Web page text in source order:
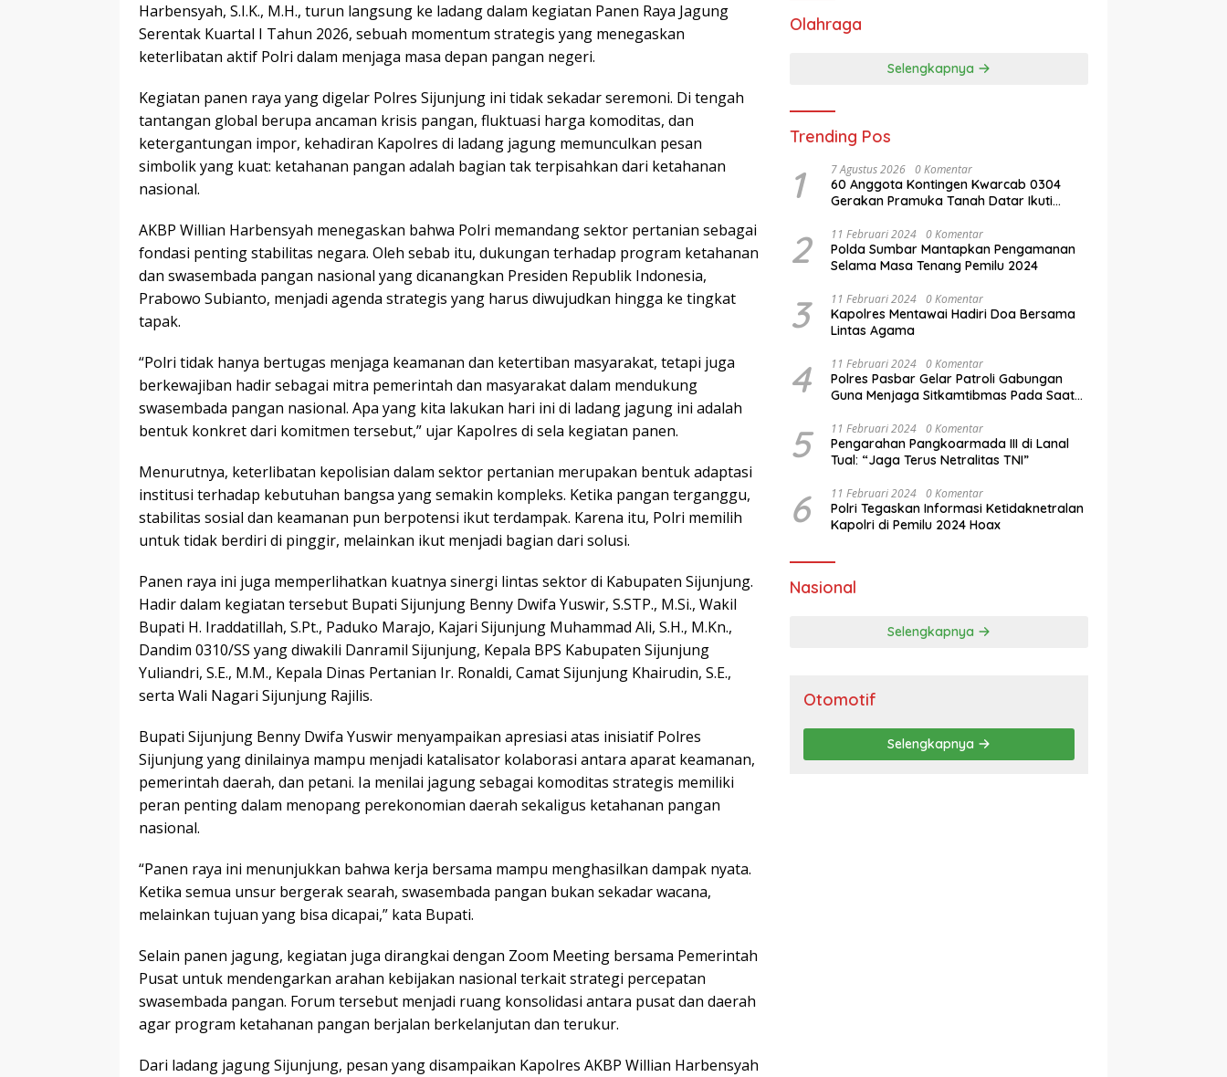
Harbensyah, S.I.K., M.H., turun langsung ke ladang dalam kegiatan Panen Raya Jagung
Serentak Kuartal I Tahun 2026, sebuah momentum strategis yang menegaskan
keterlibatan aktif Polri dalam menjaga masa depan pangan negeri.
Kegiatan panen raya yang digelar Polres Sijunjung ini tidak sekadar seremoni. Di tengah
tantangan global berupa ancaman krisis pangan, fluktuasi harga komoditas, dan
ketergantungan impor, kehadiran Kapolres di ladang jagung memunculkan pesan
simbolik yang kuat: ketahanan pangan adalah bagian tak terpisahkan dari ketahanan
nasional.
AKBP Willian Harbensyah menegaskan bahwa Polri memandang sektor pertanian sebagai
fondasi penting stabilitas negara. Oleh sebab itu, dukungan terhadap program ketahanan
dan swasembada pangan nasional yang dicanangkan Presiden Republik Indonesia,
Prabowo Subianto, menjadi agenda strategis yang harus diwujudkan hingga ke tingkat
tapak.
“Polri tidak hanya bertugas menjaga keamanan dan ketertiban masyarakat, tetapi juga
berkewajiban hadir sebagai mitra pemerintah dan masyarakat dalam mendukung
swasembada pangan nasional. Apa yang kita lakukan hari ini di ladang jagung ini adalah
bentuk konkret dari komitmen tersebut,” ujar Kapolres di sela kegiatan panen.
Menurutnya, keterlibatan kepolisian dalam sektor pertanian merupakan bentuk adaptasi
institusi terhadap kebutuhan bangsa yang semakin kompleks. Ketika pangan terganggu,
stabilitas sosial dan keamanan pun berpotensi ikut terdampak. Karena itu, Polri memilih
untuk tidak berdiri di pinggir, melainkan ikut menjadi bagian dari solusi.
Panen raya ini juga memperlihatkan kuatnya sinergi lintas sektor di Kabupaten Sijunjung.
Hadir dalam kegiatan tersebut Bupati Sijunjung Benny Dwifa Yuswir, S.STP., M.Si., Wakil
Bupati H. Iraddatillah, S.Pt., Paduko Marajo, Kajari Sijunjung Muhammad Ali, S.H., M.Kn.,
Dandim 0310/SS yang diwakili Danramil Sijunjung, Kepala BPS Kabupaten Sijunjung
Yuliandri, S.E., M.M., Kepala Dinas Pertanian Ir. Ronaldi, Camat Sijunjung Khairudin, S.E.,
serta Wali Nagari Sijunjung Rajilis.
Bupati Sijunjung Benny Dwifa Yuswir menyampaikan apresiasi atas inisiatif Polres
Sijunjung yang dinilainya mampu menjadi katalisator kolaborasi antara aparat keamanan,
pemerintah daerah, dan petani. Ia menilai jagung sebagai komoditas strategis memiliki
peran penting dalam menopang perekonomian daerah sekaligus ketahanan pangan
nasional.
“Panen raya ini menunjukkan bahwa kerja bersama mampu menghasilkan dampak nyata.
Ketika semua unsur bergerak searah, swasembada pangan bukan sekadar wacana,
melainkan tujuan yang bisa dicapai,” kata Bupati.
Selain panen jagung, kegiatan juga dirangkai dengan Zoom Meeting bersama Pemerintah
Pusat untuk mendengarkan arahan kebijakan nasional terkait strategi percepatan
swasembada pangan. Forum tersebut menjadi ruang konsolidasi antara pusat dan daerah
agar program ketahanan pangan berjalan berkelanjutan dan terukur.
Dari ladang jagung Sijunjung, pesan yang disampaikan Kapolres AKBP Willian Harbensyah
Olahraga
Selengkapnya
Trending Pos
1 7 Agustus 2026 0 Komentar
60 Anggota Kontingen Kwarcab 0304
Gerakan Pramuka Tanah Datar Ikuti
2 11 Februari 2024 0 Komentar
Polda Sumbar Mantapkan Pengamanan
Selama Masa Tenang Pemilu 2024
3 11 Februari 2024 0 Komentar
Kapolres Mentawai Hadiri Doa Bersama
Lintas Agama
4 11 Februari 2024 0 Komentar
Polres Pasbar Gelar Patroli Gabungan
Guna Menjaga Sitkamtibmas Pada Saat
5 11 Februari 2024 0 Komentar
Pengarahan Pangkoarmada III di Lanal
Tual: “Jaga Terus Netralitas TNI”
6 11 Februari 2024 0 Komentar
Polri Tegaskan Informasi Ketidaknetralan
Kapolri di Pemilu 2024 Hoax
Nasional
Selengkapnya
Otomotif
Selengkapnya